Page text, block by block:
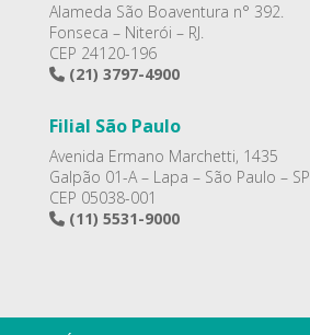
Alameda São Boaventura n° 392.
Fonseca – Niterói – RJ.
CEP 24120-196
(21) 3797-4900
Filial São Paulo
Avenida Ermano Marchetti, 1435
Galpão 01-A – Lapa – São Paulo – SP
CEP 05038-001
(11) 5531-9000